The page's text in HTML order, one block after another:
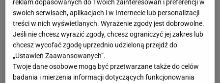
wykazać wewnętrzną siłą tygrysa -pisała
dziennikarka Sport.pl Agnieszka Niedziałek.
reklam dopasowanych do Twoich zainteresowań i preferencji w
swoich serwisach, aplikacjach i w Internecie lub personalizacji
treści w nich wyświetlanych. Wyrażenie zgody jest dobrowolne.
Jeśli nie chcesz wyrazić zgody, chcesz ograniczyć jej zakres lub
chcesz wycofać zgodę uprzednio udzieloną przejdź do
„Ustawień Zaawansowanych”.
Twoje dane osobowe mogą być przetwarzane także do celów
badania i mierzenia informacji dotyczących funkcjonowania